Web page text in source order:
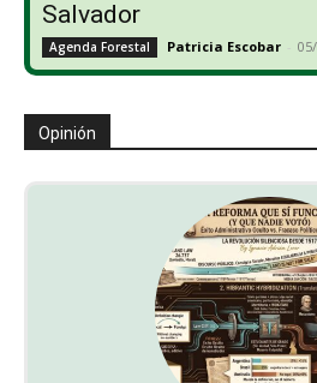
Salvador
Agenda Forestal Patricia Escobar -
Opinión